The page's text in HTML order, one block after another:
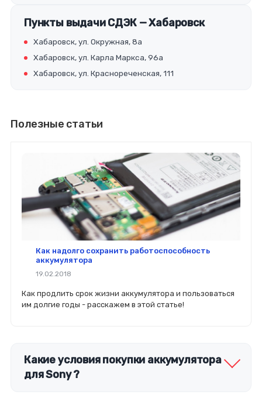
Пункты выдачи СДЭК — Хабаровск
Хабаровск, ул. Окружная, 8а
Хабаровск, ул. Карла Маркса, 96а
Хабаровск, ул. Краснореченская, 111
Полезные статьи
Как надолго сохранить работоспособность
аккумулятора
19.02.2018
Как продлить срок жизни аккумулятора и пользоваться
им долгие годы - расскажем в этой статье!
Какие условия покупки аккумулятора
для Sony ?